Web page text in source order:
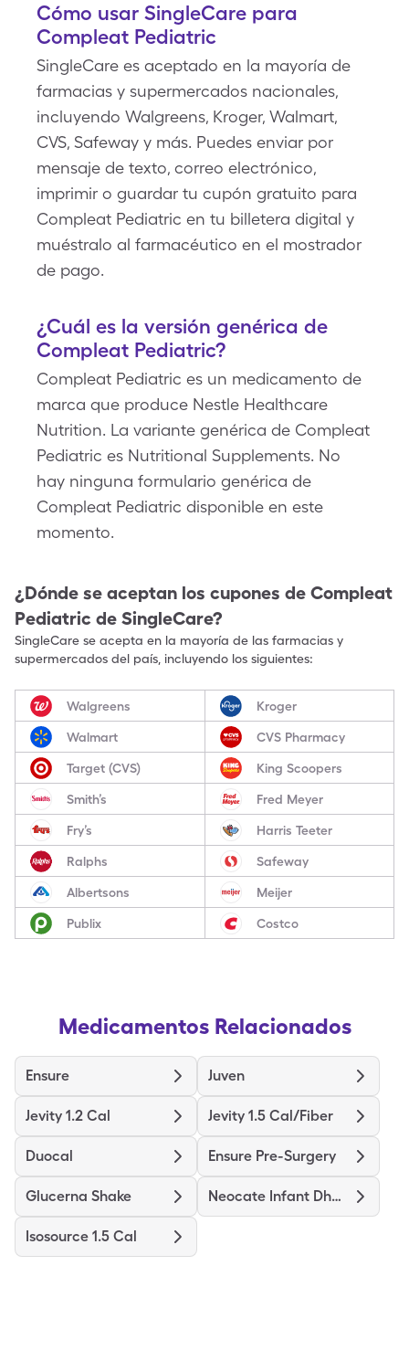
Cómo usar SingleCare para
Compleat Pediatric
SingleCare es aceptado en la mayoría de
farmacias y supermercados nacionales,
incluyendo Walgreens, Kroger, Walmart,
CVS, Safeway y más. Puedes enviar por
mensaje de texto, correo electrónico,
imprimir o guardar tu cupón gratuito para
Compleat Pediatric en tu billetera digital y
muéstralo al farmacéutico en el mostrador
de pago.
¿Cuál es la versión genérica de
Compleat Pediatric?
Compleat Pediatric es un medicamento de
marca que produce Nestle Healthcare
Nutrition. La variante genérica de Compleat
Pediatric es Nutritional Supplements. No
hay ninguna formulario genérica de
Compleat Pediatric disponible en este
momento.
¿Dónde se aceptan los cupones de Compleat
Pediatric de SingleCare?
SingleCare se acepta en la mayoría de las farmacias y
supermercados del país, incluyendo los siguientes:
Walgreens Kroger
Walmart CVS Pharmacy
Target (CVS) King Scoopers
Smith’s Fred Meyer
Fry’s Harris Teeter
Ralphs Safeway
Albertsons Meijer
Publix Costco
Medicamentos Relacionados
Ensure Juven
Jevity 1.2 Cal Jevity 1.5 Cal/Fiber
Duocal Ensure Pre-Surgery
Glucerna Shake Neocate Infant Dha/Ara
Isosource 1.5 Cal